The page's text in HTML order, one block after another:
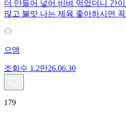
더 만들어 넣어 비벼 먹었더니 간
많고 불맛 나는 제육 좋아하시면
으앵
조회수 1.2만26.06.30
179